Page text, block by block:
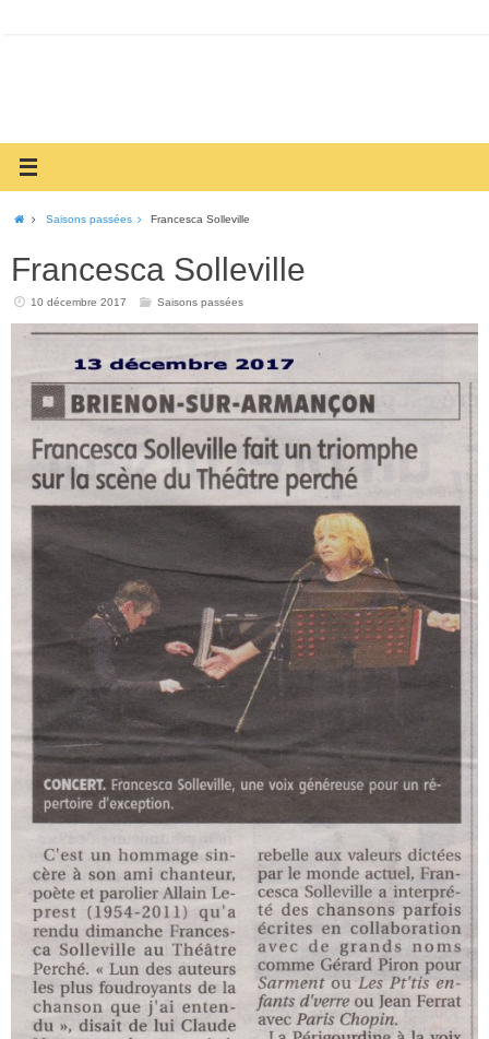
Saisons passées Francesca Solleville
Francesca Solleville
10 décembre 2017 Saisons passées